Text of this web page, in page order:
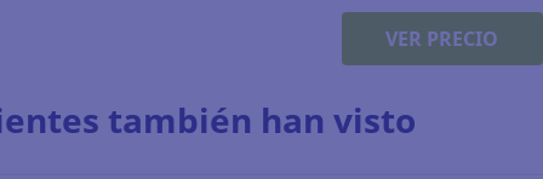
VER PRECIO
también han visto